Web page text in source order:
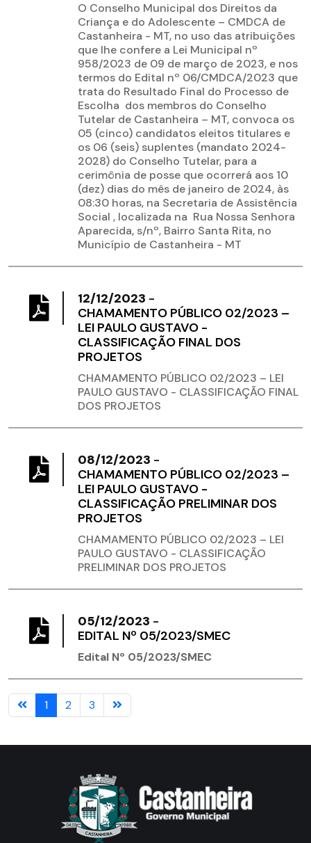
O Conselho Municipal dos Direitos da
Criança e do Adolescente – CMDCA de
Castanheira - MT, no uso das atribuições
que lhe confere a Lei Municipal nº
958/2023 de 09 de março de 2023, e nos
termos do Edital nº 06/CMDCA/2023 que
trata do Resultado Final do Processo de
Escolha dos membros do Conselho
Tutelar de Castanheira – MT, convoca os
05 (cinco) candidatos eleitos titulares e
os 06 (seis) suplentes (mandato 2024-
2028) do Conselho Tutelar, para a
cerimônia de posse que ocorrerá aos 10
(dez) dias do mês de janeiro de 2024, às
08:30 horas, na Secretaria de Assistência
Social , localizada na Rua Nossa Senhora
Aparecida, s/nº, Bairro Santa Rita, no
Município de Castanheira - MT
12/12/2023 -
CHAMAMENTO PÚBLICO 02/2023 –
LEI PAULO GUSTAVO -
CLASSIFICAÇÃO FINAL DOS
PROJETOS
CHAMAMENTO PÚBLICO 02/2023 – LEI
PAULO GUSTAVO - CLASSIFICAÇÃO FINAL
DOS PROJETOS
08/12/2023 -
CHAMAMENTO PÚBLICO 02/2023 –
LEI PAULO GUSTAVO -
CLASSIFICAÇÃO PRELIMINAR DOS
PROJETOS
CHAMAMENTO PÚBLICO 02/2023 – LEI
PAULO GUSTAVO - CLASSIFICAÇÃO
PRELIMINAR DOS PROJETOS
05/12/2023 -
​EDITAL Nº 05/2023/SMEC
Edital Nº 05/2023/SMEC
1 2 3